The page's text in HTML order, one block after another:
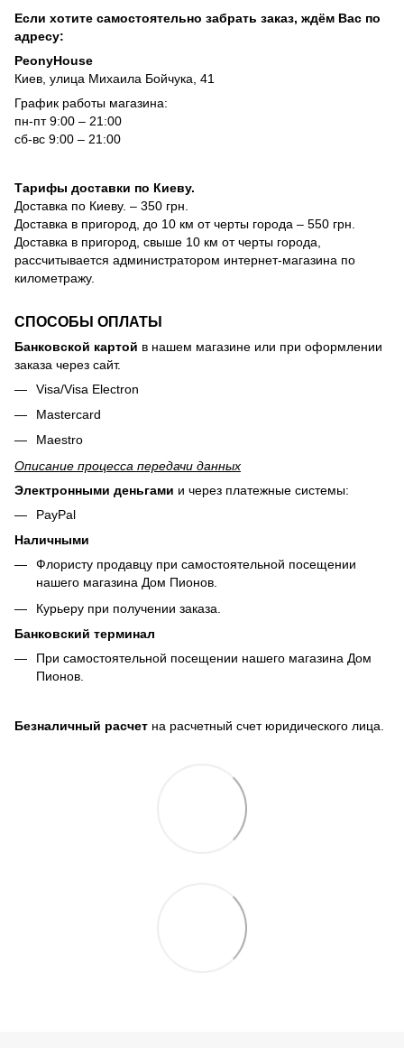
Если хотите самостоятельно забрать заказ, ждём Вас по
адресу:
PeonyHouse
Киев, улица Михаила Бойчука, 41
График работы магазина:
пн-пт 9:00 – 21:00
сб-вс 9:00 – 21:00
Тарифы доставки по Киеву.
Доставка по Киеву. – 350 грн.
Доставка в пригород, до 10 км от черты города – 550 грн.
Доставка в пригород, свыше 10 км от черты города,
рассчитывается администратором интернет-магазина по
километражу.
СПОСОБЫ ОПЛАТЫ
Банковской картой в нашем магазине или при оформлении
заказа через сайт.
Visa/Visa Electron
Mastercard
Maestro
Описание процесса передачи данных
Электронными деньгами и через платежные системы:
PayPal
Наличными
Флористу продавцу при самостоятельной посещении
нашего магазина Дом Пионов.
Курьеру при получении заказа.
Банковский терминал
При самостоятельной посещении нашего магазина Дом
Пионов.
Безналичный расчет на расчетный счет юридического лица.